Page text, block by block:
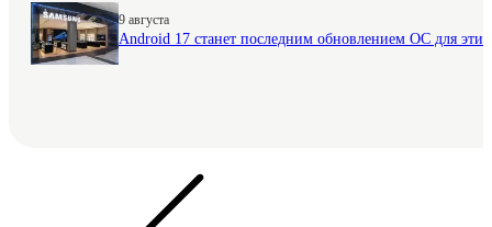
9 августа
Android 17 станет последним обновлением ОС для этих